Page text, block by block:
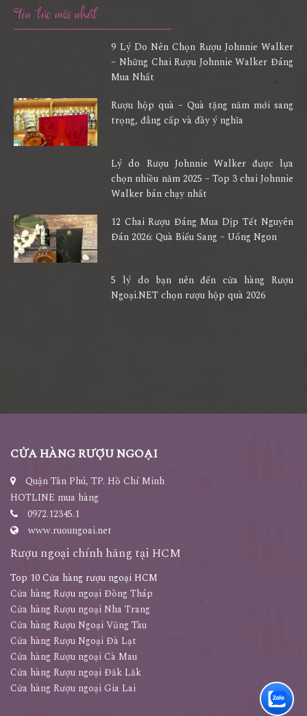
Tin tức mới nhất
9 Lý Do Nên Chọn Rượu Johnnie Walker
– Những Chai Rượu Johnnie Walker Đáng
Mua Nhất
Rượu hộp quà – Quà tặng năm mới sang
trọng, đẳng cấp và đầy ý nghĩa
Lý do Rượu Johnnie Walker được lựa
chọn nhiều năm 2025 – Top 3 chai Johnnie
Walker bán chạy nhất
12 Chai Rượu Đáng Mua Dịp Tết Nguyên
Đán 2026: Quà Biếu Sang – Uống Ngon
5 lý do bạn nên đến cửa hàng Rượu
Ngoại.NET chọn rượu hộp quà 2026
CỬA HÀNG RƯỢU NGOẠI
Quận Tân Phú, TP. Hồ Chí Minh
HOTLINE mua hàng
0972.12345.1
www.ruoungoai.net
Rượu ngoại chính hãng tại HCM
Top 10 Cửa hàng rượu ngoại HCM
Cửa hàng Rượu ngoại Đồng Tháp
Cửa hàng Rượu ngoại Nha Trang
Cửa hàng Rượu Ngoại Vũng Tàu
Cửa hàng Rượu Ngoại Đà Lạt
Cửa hàng Rượu ngoại Cà Mau
Cửa hàng Rượu ngoại Đăk Lăk
Cửa hàng Rượu ngoại Gia Lai